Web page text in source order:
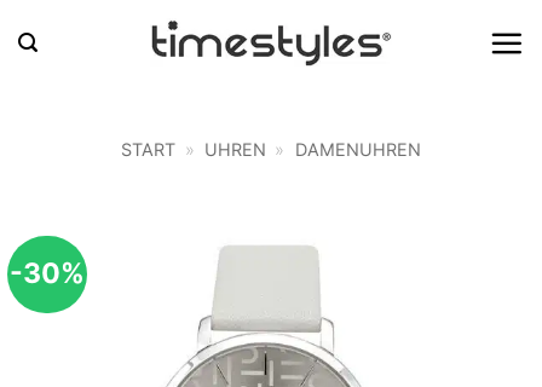
Inhalt
START » UHREN » DAMENUHREN
-30%